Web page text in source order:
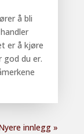
å bli
er å kjøre
god du er.
innlegg »